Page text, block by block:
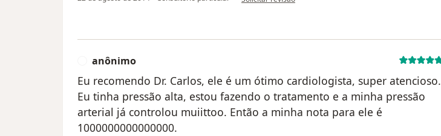
anônimo
Eu recomendo Dr. Carlos, ele é um ótimo cardiologista, super atencioso.
Eu tinha pressão alta, estou fazendo o tratamento e a minha pressão
arterial já controlou muiittoo. Então a minha nota para ele é
1000000000000000.